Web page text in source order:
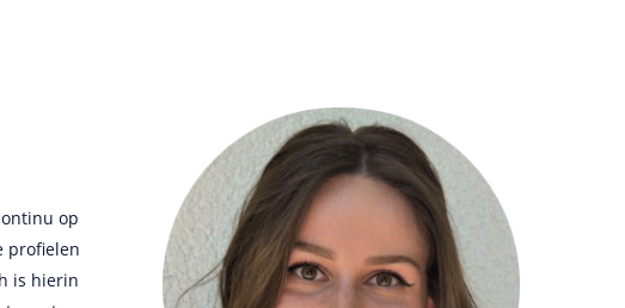
op
profielen
is hierin
zijn,
en voor
een e-
Wij zijn